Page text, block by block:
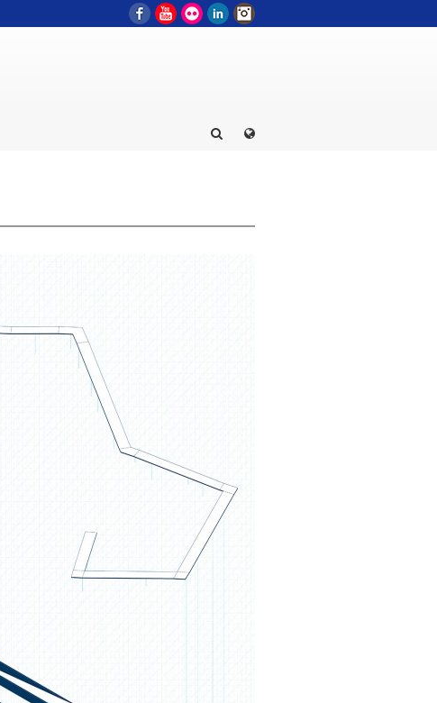
FacebookYouTube
Flickr LinkedIn